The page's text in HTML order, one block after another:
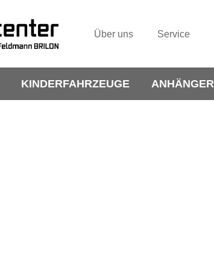
Über uns Service
KINDERFAHRZEUGE ANHÄNGER